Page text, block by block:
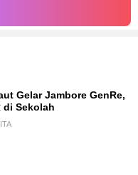
Gelar Jambore GenRe,
di Sekolah